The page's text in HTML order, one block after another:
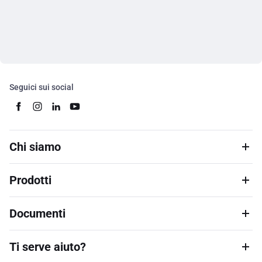
Seguici sui social
Chi siamo
Prodotti
Documenti
Ti serve aiuto?